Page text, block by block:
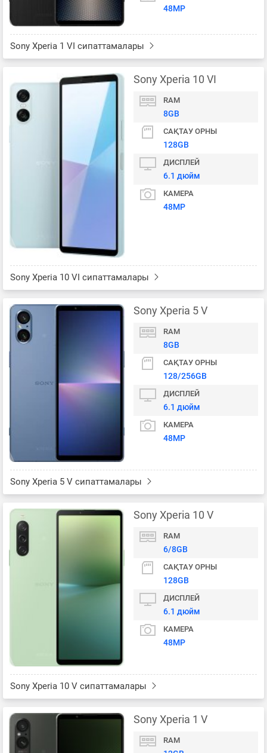
48MP
Sony Xperia 1 VI сипаттамалары
Sony Xperia 10 VI
RAM
8GB
САҚТАУ ОРНЫ
128GB
ДИСПЛЕЙ
6.1 дюйм
КАМЕРА
48MP
Sony Xperia 10 VI сипаттамалары
Sony Xperia 5 V
RAM
8GB
САҚТАУ ОРНЫ
128/256GB
ДИСПЛЕЙ
6.1 дюйм
КАМЕРА
48MP
Sony Xperia 5 V сипаттамалары
Sony Xperia 10 V
RAM
6/8GB
САҚТАУ ОРНЫ
128GB
ДИСПЛЕЙ
6.1 дюйм
КАМЕРА
48MP
Sony Xperia 10 V сипаттамалары
Sony Xperia 1 V
RAM